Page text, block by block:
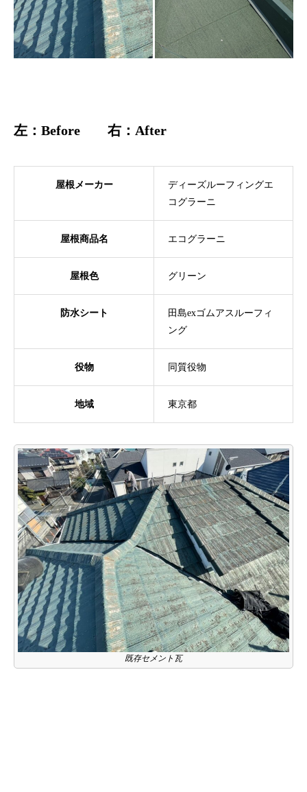
左：Before 右：After
屋根メーカー
ディーズルーフィングエ
コグラーニ
屋根商品名 エコグラーニ
屋根色 グリーン
防水シート
田島exゴムアスルーフィ
ング
役物 同質役物
地域 東京都
既存セメント瓦